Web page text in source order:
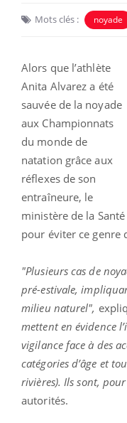
Mots clés : noyade
Alors que l’athlète
Anita Alvarez a été
sauvée de la noyade
aux Championnats
du monde de
natation grâce aux
réflexes de son
entraîneure, le
ministère de la
pour éviter ce genre
"Plusieurs cas de
pré-estivale,
milieu naturel",
mettent en évidence
vigilance face à des
catégories d’âge et
rivières). Ils sont,
autorités.